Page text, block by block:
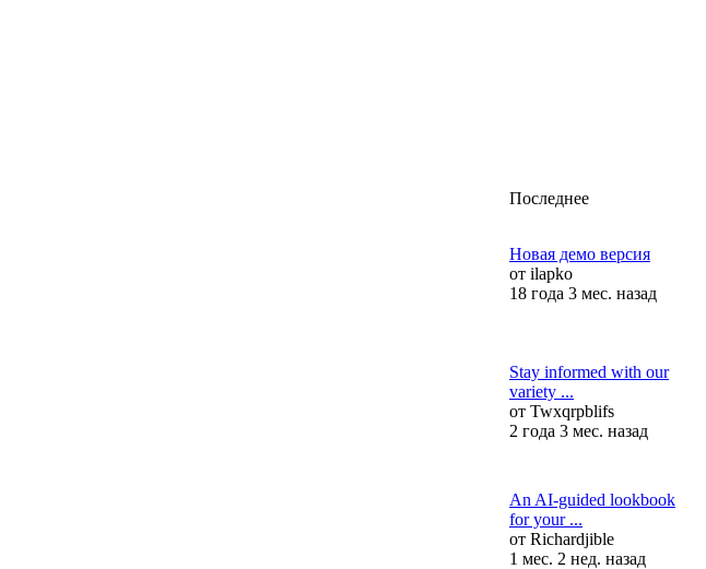
Последнее
Новая демо версия
от ilapko
18 года 3 мес. назад
Stay informed with our
variety ...
от Twxqrpblifs
2 года 3 мес. назад
An AI-guided lookbook
for your ...
от Richardjible
1 мес. 2 нед. назад